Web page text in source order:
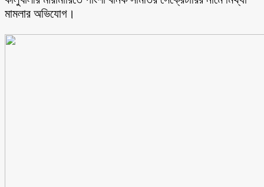
মামলার অভিযোগ।